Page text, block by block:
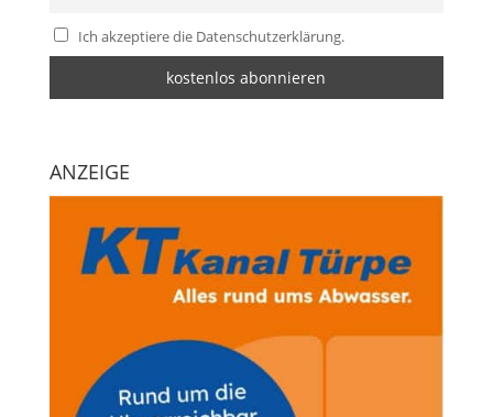
Ich akzeptiere die Datenschutzerklärung.
ANZEIGE